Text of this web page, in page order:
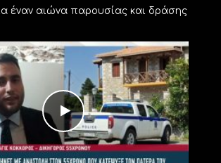
έναν αιώνα παρουσίας και δράσης